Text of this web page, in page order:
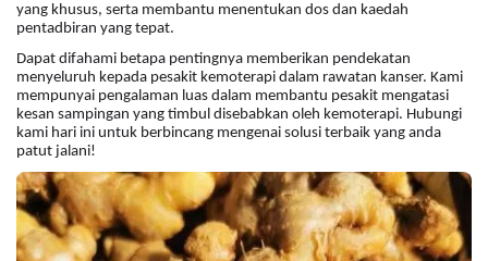
yang khusus, serta membantu menentukan dos dan kaedah
pentadbiran yang tepat.
Dapat difahami betapa pentingnya memberikan pendekatan
menyeluruh kepada pesakit kemoterapi dalam rawatan kanser. Kami
mempunyai pengalaman luas dalam membantu pesakit mengatasi
kesan sampingan yang timbul disebabkan oleh kemoterapi. Hubungi
kami hari ini untuk berbincang mengenai solusi terbaik yang anda
patut jalani!